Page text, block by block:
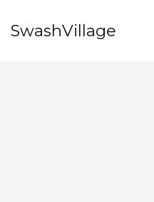
SwashVillage